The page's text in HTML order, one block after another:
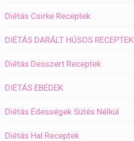
Diétás Csirke Receptek
DIÉTÁS DARÁLT HÚSOS RECEPTEK
Diétás Desszert Receptek
DIÉTÁS EBÉDEK
Diétás Édességek Sütés Nélkül
Diétás Hal Receptek